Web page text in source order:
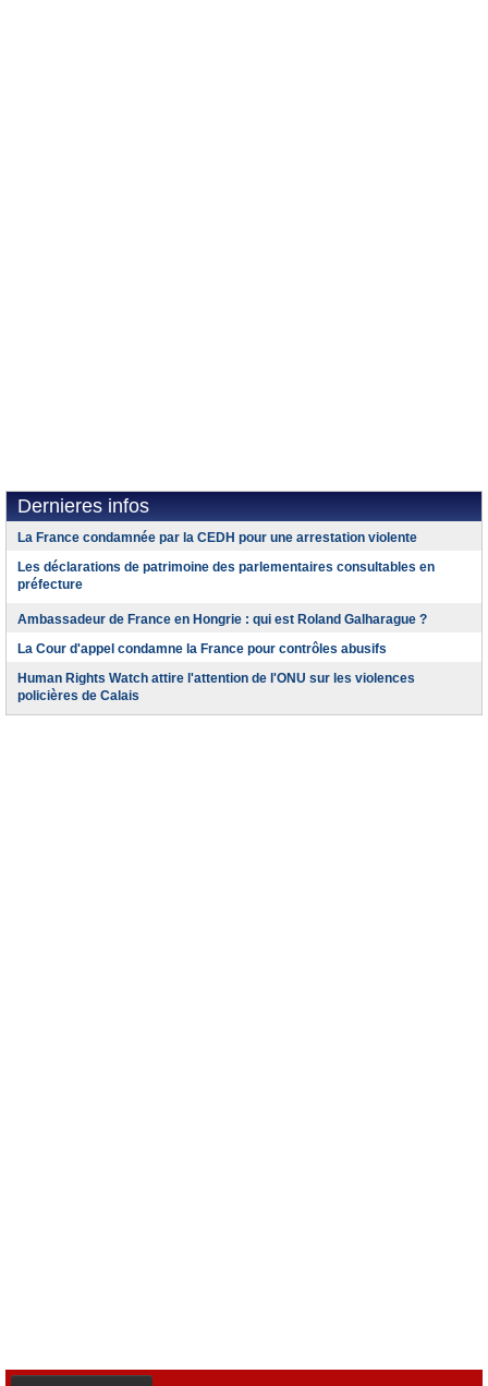
Dernieres infos
La France condamnée par la CEDH pour une arrestation violente
Les déclarations de patrimoine des parlementaires consultables en
préfecture
Ambassadeur de France en Hongrie : qui est Roland Galharague ?
La Cour d'appel condamne la France pour contrôles abusifs
Human Rights Watch attire l'attention de l'ONU sur les violences
policières de Calais